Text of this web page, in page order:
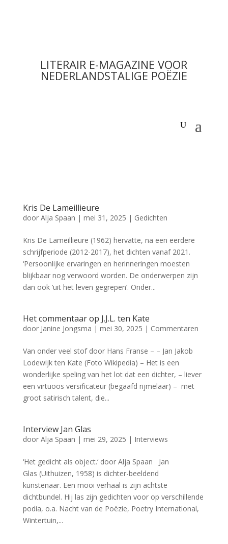
LITERAIR E-MAGAZINE VOOR
NEDERLANDSTALIGE POËZIE
Kris De Lameillieure
door Alja Spaan | mei 31, 2025 | Gedichten
Kris De Lameillieure (1962) hervatte, na een eerdere
schrijfperiode (2012-2017), het dichten vanaf 2021.
‘Persoonlijke ervaringen en herinneringen moesten
blijkbaar nog verwoord worden. De onderwerpen zijn
dan ook ‘uit het leven gegrepen’. Onder...
Het commentaar op J.J.L. ten Kate
door Janine Jongsma | mei 30, 2025 | Commentaren
Van onder veel stof door Hans Franse – – Jan Jakob
Lodewijk ten Kate (Foto Wikipedia) – Het is een
wonderlijke speling van het lot dat een dichter, – liever
een virtuoos versificateur (begaafd rijmelaar) – met
groot satirisch talent, die...
Interview Jan Glas
door Alja Spaan | mei 29, 2025 | Interviews
‘Het gedicht als object.‘ door Alja Spaan Jan
Glas (Uithuizen, 1958) is dichter-beeldend
kunstenaar. Een mooi verhaal is zijn achtste
dichtbundel. Hij las zijn gedichten voor op verschillende
podia, o.a. Nacht van de Poëzie, Poetry International,
Wintertuin,...